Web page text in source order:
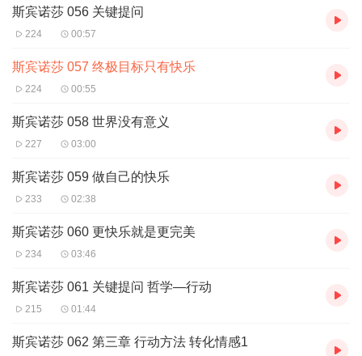
斯宾诺莎 056 关键提问
224 00:57
斯宾诺莎 057 终极目标只有快乐
224 00:55
斯宾诺莎 058 世界没有意义
227 03:00
斯宾诺莎 059 做自己的快乐
233 02:38
斯宾诺莎 060 更快乐就是更完美
234 03:46
斯宾诺莎 061 关键提问 哲学—行动
215 01:44
斯宾诺莎 062 第三章 行动方法 转化情感1